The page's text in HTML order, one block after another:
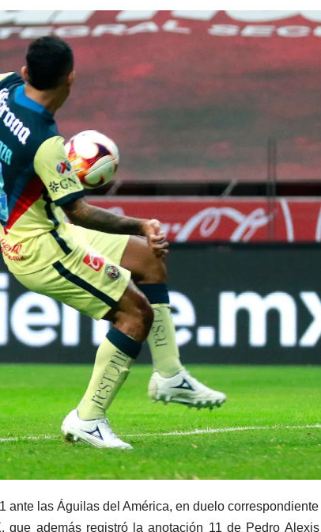
ante las Águilas del América, en duelo correspondiente
además registró la anotación 11 de Pedro Alexis